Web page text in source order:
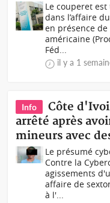
Le couperet
dans l’affaire
en présence
américaine
Féd...
il y a 1
Info
Côte
arrêté après
mineurs avec
Le présumé
Contre la
agissements
affaire de
à l'...